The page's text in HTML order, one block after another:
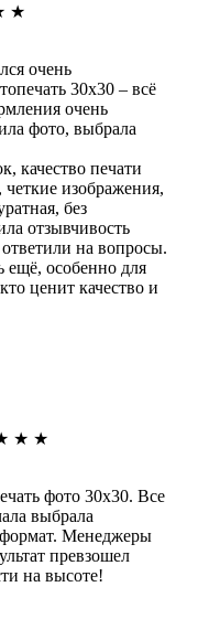
★
очень
30х30 – всё
очень
фото, выбрала
качество печати
изображения,
без
отзывчивость
на вопросы.
ещё, особенно для
ценит качество и
★ ★
фото 30х30. Все
выбрала
формат. Менеджеры
превзошел
на высоте!